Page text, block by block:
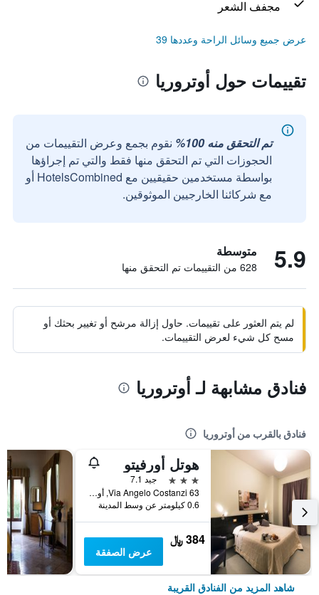
مجفف الشعر
عرض جميع وسائل الراحة وعددها 39
تقييمات حول أوتروريا
تم التحقق منه 100%
نقوم بجمع وعرض التقييمات من
الحجوزات التي تم التحقق منها فقط والتي تم إجراؤها
بواسطة مستخدمين حقيقيين مع HotelsCombined أو
مع شركائنا الخارجيين الموثوقين.
5.9 متوسطة
628 من التقييمات تم التحقق منها
لم يتم العثور على تقييمات. حاول إزالة مرشح أو تغيير بحثك أو
مسح كل شيء لعرض التقييمات.
فنادق مشابهة لـ أوتروريا
فنادق بالقرب من أوتروريا
هوتل أورفيتو
3 نجوم
جيد 7.1
Via Angelo Costanzi 63, أورفيتو, مقاطعة تيرني, إيطاليا
0.6 كيلومتر عن وسط المدينة
384 ﷼
عرض الصفقة
شاهد المزيد من الفنادق القريبة